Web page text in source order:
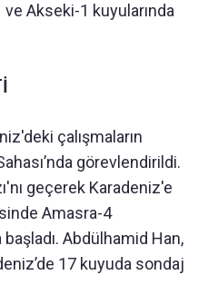
Akseki-1 kuyularında
çalışmaların
görevlendirildi.
geçerek Karadeniz'e
Amasra-4
Abdülhamid Han,
17 kuyuda sondaj